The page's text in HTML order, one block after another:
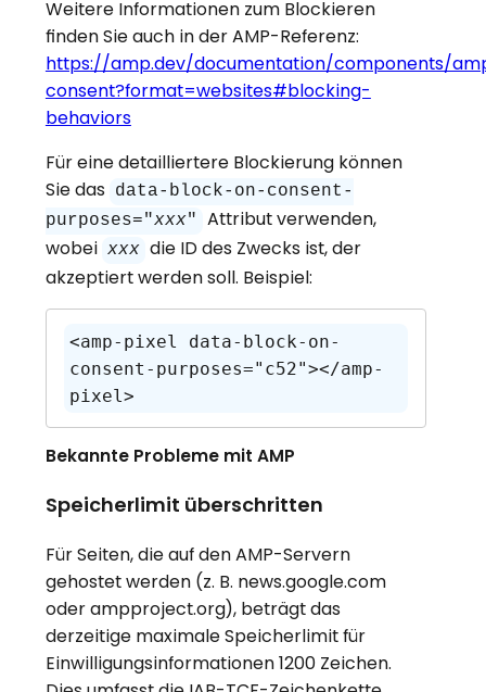
Weitere Informationen zum Blockieren
finden Sie auch in der AMP-Referenz:
https://amp.dev/documentation/components/
consent?format=websites#blocking-
behaviors
Für eine detailliertere Blockierung können
Sie das data-block-on-consent-
purposes="xxx"
Attribut verwenden,
wobei xxx die ID des Zwecks ist, der
akzeptiert werden soll. Beispiel:
<amp-pixel data-block-on-
consent-purposes="c52"></amp-
pixel>
Bekannte Probleme mit AMP
Speicherlimit überschritten
Für Seiten, die auf den AMP-Servern
gehostet werden (z. B. news.google.com
oder ampproject.org), beträgt das
derzeitige maximale Speicherlimit für
Einwilligungsinformationen 1200 Zeichen.